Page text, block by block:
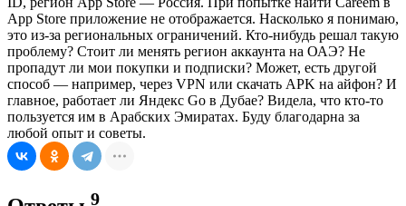
App Store приложение не отображается. Насколько я понимаю,
это из-за региональных ограничений. Кто-нибудь решал такую
проблему? Стоит ли менять регион аккаунта на ОАЭ? Не
пропадут ли мои покупки и подписки? Может, есть другой
способ — например, через VPN или скачать APK на айфон? И
главное, работает ли Яндекс Go в Дубае? Видела, что кто-то
пользуется им в Арабских Эмиратах. Буду благодарна за
любой опыт и советы.
9